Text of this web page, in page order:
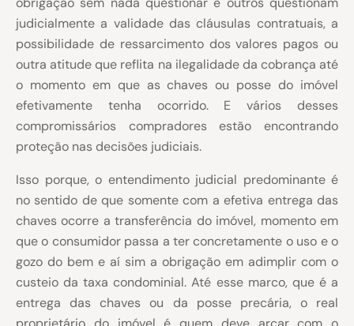
judicialmente a validade das cláusulas contratuais, a
possibilidade de ressarcimento dos valores pagos ou
outra atitude que reflita na ilegalidade da cobrança até
o momento em que as chaves ou posse do imóvel
efetivamente tenha ocorrido. E vários desses
compromissários compradores estão encontrando
proteção nas decisões judiciais.
Isso porque, o entendimento judicial predominante é
no sentido de que somente com a efetiva entrega das
chaves ocorre a transferência do imóvel, momento em
que o consumidor passa a ter concretamente o uso e o
gozo do bem e aí sim a obrigação em adimplir com o
custeio da taxa condominial. Até esse marco, que é a
entrega das chaves ou da posse precária, o real